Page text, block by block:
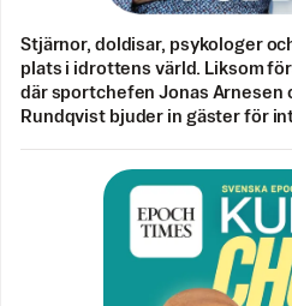
Stjärnor, doldisar, psykologer
plats i idrottens värld. Liksom
där sportchefen Jonas
Rundqvist bjuder in gäster för